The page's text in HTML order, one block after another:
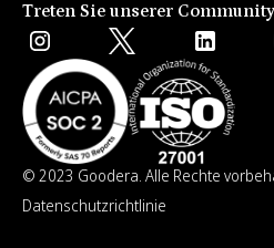
Treten Sie unserer
© 2023 Goodera. Alle Rechte
Datenschutzrichtlinie